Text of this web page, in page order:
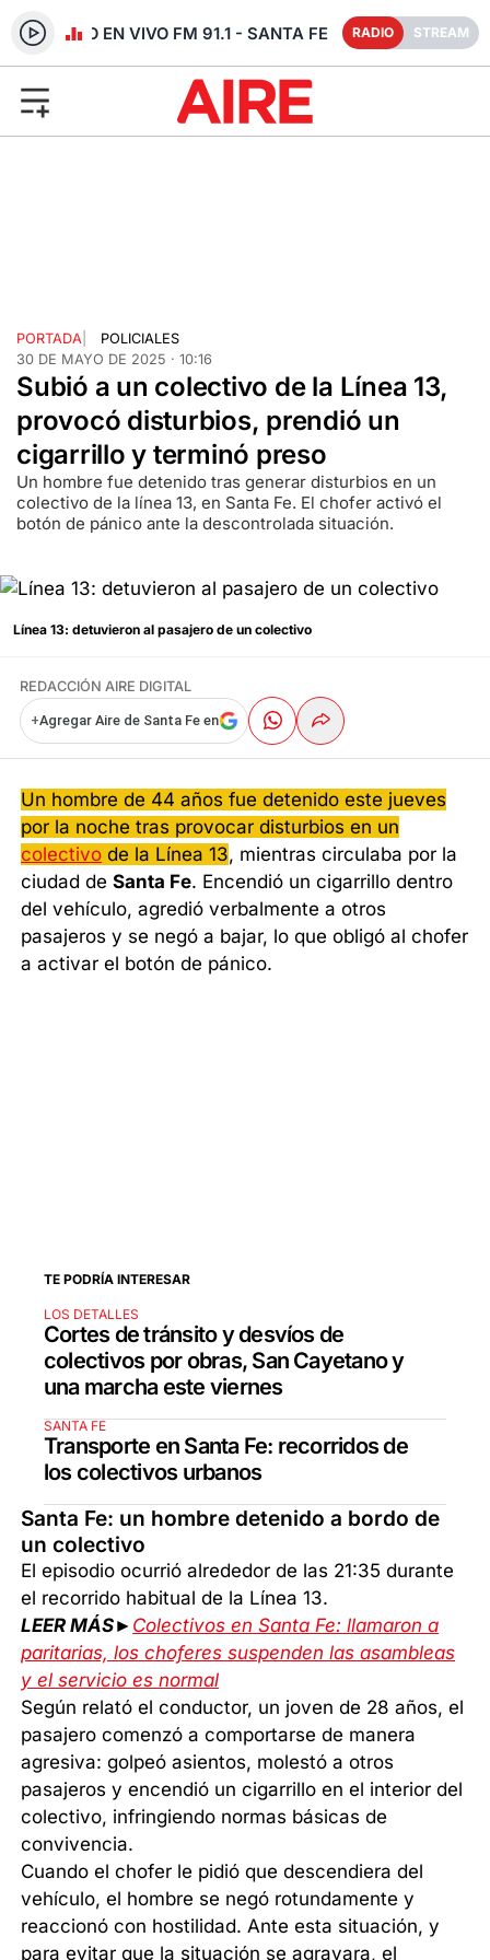
RADIO EN VIVO FM 91.1 - SANTA FE RADIO STREAM
PORTADA
POLICIALES
30 DE MAYO DE 2025 · 10:16
Subió a un colectivo de la Línea 13,
provocó disturbios, prendió un
cigarrillo y terminó preso
Un hombre fue detenido tras generar disturbios en un
colectivo de la línea 13, en Santa Fe. El chofer activó el
botón de pánico ante la descontrolada situación.
Línea 13: detuvieron al pasajero de un colectivo
REDACCIÓN AIRE DIGITAL
+Agregar Aire de Santa Fe en
Un hombre de 44 años fue detenido este jueves
por la noche tras provocar disturbios en un
colectivo de la Línea 13, mientras circulaba por la
ciudad deSanta Fe. Encendió un cigarrillo dentro
del vehículo, agredió verbalmente a otros
pasajeros y se negó a bajar, lo que obligó al chofer
a activar el botón de pánico.
TE PODRÍA INTERESAR
LOS DETALLES
Cortes de tránsito y desvíos de
colectivos por obras, San Cayetano y
una marcha este viernes
SANTA FE
Transporte en Santa Fe: recorridos de
los colectivos urbanos
Santa Fe: un hombre detenido a bordo de
un colectivo
El episodio ocurrió alrededor de las 21:35 durante
el recorrido habitual de la Línea 13.
LEER MÁS► Colectivos en Santa Fe: llamaron a
paritarias, los choferes suspenden las asambleas
y el servicio es normal
Según relató el conductor, un joven de 28 años, el
pasajero comenzó a comportarse de manera
agresiva: golpeó asientos, molestó a otros
pasajeros y encendió un cigarrillo en el interior del
colectivo, infringiendo normas básicas de
convivencia.
Cuando el chofer le pidió que descendiera del
vehículo, el hombre se negó rotundamente y
reaccionó con hostilidad. Ante esta situación, y
para evitar que la situación se agravara, el